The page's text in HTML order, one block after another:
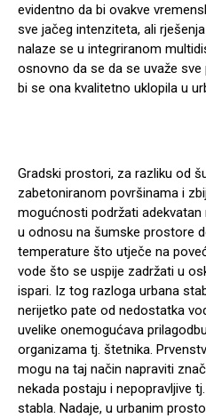
evidentno da bi ovakve
sve jačeg intenziteta, ali
nalaze se u integriranom
osnovno da se da se uvaže
bi se ona kvalitetno uklopila u
Gradski prostori, za razliku od
zabetoniranom površinama i
mogućnosti podržati
u odnosu na šumske prostore
temperature što utječe na
vode što se uspije zadržati u
ispari. Iz tog razloga urbana
nerijetko pate od nedostatka
uvelike onemogućava
organizama tj. štetnika.
mogu na taj način napraviti
nekada postaju i nepopravljive
stabla. Nadaje, u urbanim